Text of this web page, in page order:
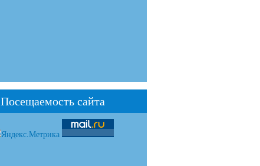
Посещаемость сайта